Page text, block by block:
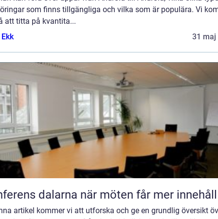
som finns tillgängliga och vilka som är populära. Vi
att titta på kvantita...
31 maj
Konferens dalarna när möten får mer innehåll
artikel kommer vi att utforska och ge en grundlig översikt